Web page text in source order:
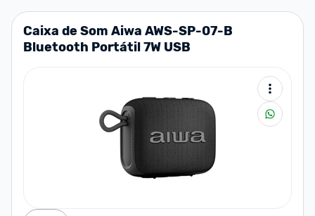
Caixa de Som Aiwa AWS-SP-07-B
Bluetooth Portátil 7W USB